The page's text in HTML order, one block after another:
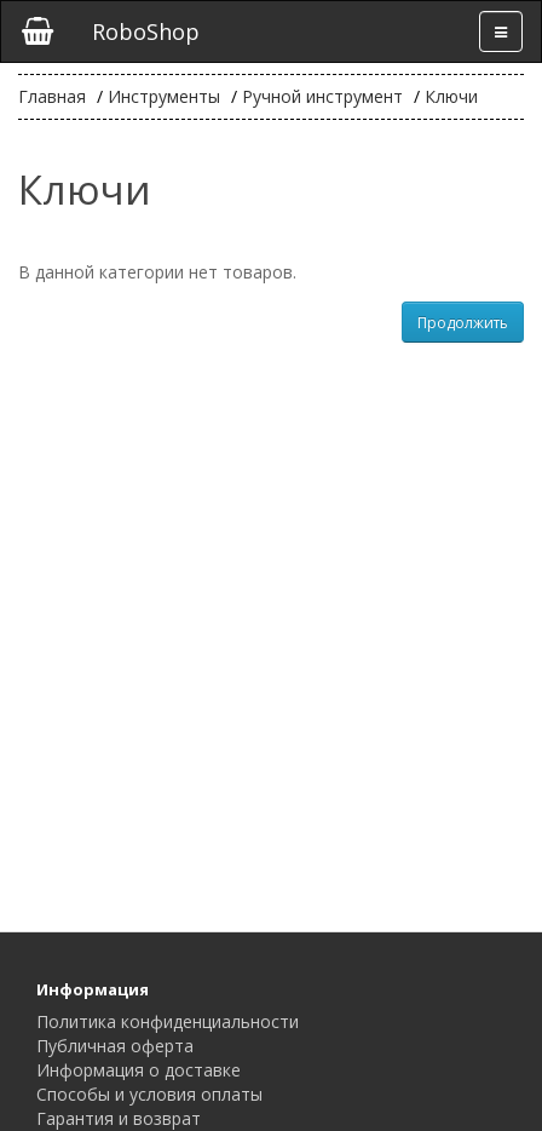
RoboShop
Главная Инструменты Ручной инструмент Ключи
Ключи
В данной категории нет товаров.
Продолжить
Информация
Политика конфиденциальности
Публичная оферта
Информация о доставке
Способы и условия оплаты
Гарантия и возврат